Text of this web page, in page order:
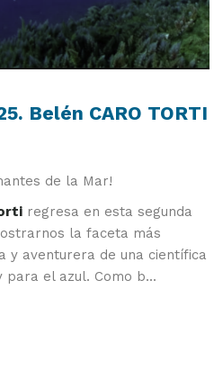
Belén CARO TORTI
de la Mar!
regresa en esta segunda
la faceta más
y aventurera de una científica
para el azul. Como b...